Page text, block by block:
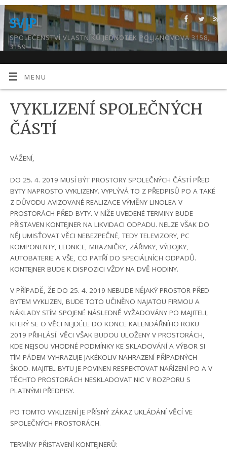
SVJP
SPOLEČENSTVÍ VLASTNÍKŮ JEDNOTEK POLJANOVOVA 3158,
3159
MENU
VYKLIZENÍ SPOLEČNÝCH
ČÁSTÍ
VÁŽENÍ,
DO 25. 4. 2019 MUSÍ BÝT PROSTORY SPOLEČNÝCH ČÁSTÍ PŘED
BYTY NAPROSTO VYKLIZENY. VYPLÝVÁ TO Z PŘEDPISŮ PO A TAKÉ
Z DŮVODU AVIZOVANÉ REALIZACE VÝMĚNY LINOLEA V
PROSTORÁCH PŘED BYTY. V NÍŽE UVEDENÉ TERMINY BUDE
PŘISTAVEN KONTEJNER NA LIKVIDACI ODPADU. NELZE VŠAK DO
NĚJ UMISŤOVAT VĚCI NEBEZPEČNÉ, TEDY TELEVIZORY, PC
KOMPONENTY, LEDNICE, MRAZNIČKY, ZÁŘIVKY, VÝBOJKY,
AUTOBATERIE A VŠE, CO PATŘÍ DO SPECIÁLNÍCH ODPADŮ.
KONTEJNER BUDE K DISPOZICI VŽDY NA DVĚ HODINY.
V PŘÍPADĚ, ŽE DO 25. 4. 2019 NEBUDE NĚJAKÝ PROSTOR PŘED
BYTEM VYKLIZEN, BUDE TOTO UČINĚNO NAJATOU FIRMOU A
NÁKLADY STÍM SPOJENÉ NÁSLEDNĚ VYŽADOVÁNY PO MAJITELI,
KTERÝ SE O VĚCI NEJDÉLE DO KONCE KALENDÁŘNÍHO ROKU
2019 PŘIHLÁSÍ. VĚCI VŠAK BUDOU ULOŽENY V PROSTORÁCH,
KDE NEJSOU VHODNÉ PODMÍNKY KE SKLADOVÁNÍ A VÝBOR SI
TÍM PÁDEM VYHRAZUJE JAKÉKOLIV NAHRAZENÍ PŘÍPADNÝCH
ŠKOD. MAJITEL BYTU JE POVINEN RESPEKTOVAT NAŘÍZENÍ PO A V
TĚCHTO PROSTORÁCH NESKLADOVAT NIC V ROZPORU S
PLATNÝMI PŘEDPISY.
PO TOMTO VYKLIZENÍ JE PŘÍSNÝ ZÁKAZ UKLÁDÁNÍ VĚCÍ VE
SPOLEČNÝCH PROSTORÁCH.
TERMÍNY PŘISTAVENÍ KONTEJNERŮ: